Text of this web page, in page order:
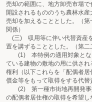
売却の範囲に、地方卸売市場
開設されるもののうち農林水
売却を加えることとした。（
関係）
(三) 収用等に伴い代替資産
置を講ずることとした。（第二
(1) 本特例の適用対象とな
ている建物の敷地の用に供さ
権利（以下これらを「配偶者
償金等をもって取得をする代替
(2) 第一種市街地再開発事
の配偶者居住権の取得を希望